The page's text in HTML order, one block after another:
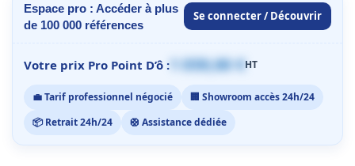
Espace pro : Accéder à plus
de 100 000 références
Se connecter / Découvrir
Votre prix Pro Point D’ô : 1 059,00 €HT
💼 Tarif professionnel négocié
🏢 Showroom accès 24h/24
📦 Retrait 24h/24
🛟 Assistance dédiée